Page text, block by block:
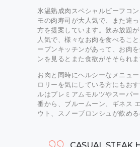
氷温熟成肉スペシャルビーフコ
モの肉寿司が大人気で、また違
方を提案しています。飲み放題
人気で、様々なお肉を食べるこ
ープンキッチンがあって、お肉
ンを見るとまた食欲がそそられま
お肉と同時にヘルシーなメニュ
ロリーを気にしている方にもお
ルはプレミアムモルツやスーパ
番から、ブルームーン、ギネス
ウト、スノーブロンシュが飲める